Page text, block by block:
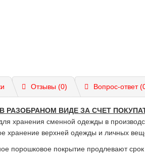
Отзывы (0) Вопрос-ответ
РАЗОБРАНОМ ВИДЕ ЗА СЧЕТ
хранения сменной одежды в
хранение верхней одежды и личных
порошковое покрытие продлевают